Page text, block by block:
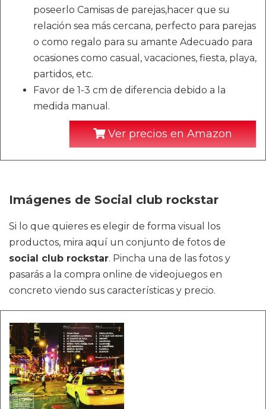
poseerlo Camisas de parejas,hacer que su
relación sea más cercana, perfecto para parejas
o como regalo para su amante Adecuado para
ocasiones como casual, vacaciones, fiesta, playa,
partidos, etc.
Favor de 1-3 cm de diferencia debido a la
medida manual.
Ver precios en Amazon
Imágenes de Social club rockstar
Si lo que quieres es elegir de forma visual los
productos, mira aquí un conjunto de fotos de
social club rockstar. Pincha una de las fotos y
pasarás a la compra online de videojuegos en
concreto viendo sus características y precio.